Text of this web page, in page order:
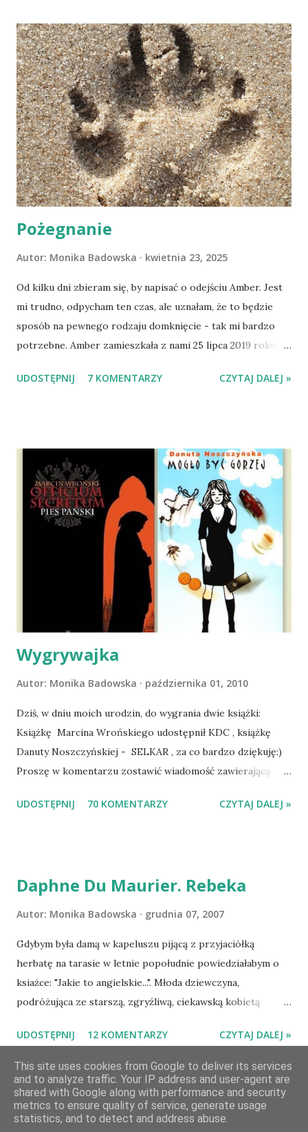
Pożegnanie
Autor: Monika Badowska kwietnia 23, 2025
Od kilku dni zbieram się, by napisać o odejściu Amber. Jest
mi trudno, odpycham ten czas, ale uznałam, że to będzie
sposób na pewnego rodzaju domknięcie - tak mi bardzo
potrzebne. Amber zamieszkała z nami 25 lipca 2019 roku.
Mazowieckim, pojechaliśmy na wizytę zapoznawczą, a kilka
wspólnego życia przeczytacie TUTAJ i TUTAJ . Gdy już
nieco okrzepliśmy w codzienności z psem, a Amber - z
ludźmi i kotami, pojawił się pomysł na wspólny jesienny
wyjazd w Beskid Niski. Zanim to jednak się stało psica miała
atak padaczki, co spowodowało, że wyjazd odwołaliśmy,
wdrożyliśmy leczenie i od nowa zaczęliśmy oswajać z nami i
wspólnym życiem zdezorientowanego chorobą psa. Udało
się ustabilizować zawirowania zdrowotne i wówczas
zaczęliśmy się cieszyć sobą wzajemnie już na 100%.
Dopier...
UDOSTĘPNIJ 7 KOMENTARZY CZYTAJ DALEJ »
Wygrywajka
Autor: Monika Badowska października 01, 2010
Dziś, w dniu moich urodzin, do wygrania dwie książki:
Książkę Marcina Wrońskiego udostępnił KDC , książkę
Danuty Noszczyńskiej - SELKAR , za co bardzo dziękuję:)
Proszę w komentarzu zostawić wiadomość zawierającą
Losowanie odbędzie się w niedzielę o 8:00. Zapraszam
UDOSTĘPNIJ 70 KOMENTARZY CZYTAJ DALEJ »
Daphne Du Maurier. Rebeka
Autor: Monika Badowska grudnia 07, 2007
Gdybym była damą w kapeluszu pijącą z przyjaciółką
herbatę na tarasie w letnie popołudnie powiedziałabym o
ksiażce: "Jakie to angielskie...". Młoda dziewczyna,
podróżująca ze starszą, zgryźliwą, ciekawską kobietą
de Wintera, właściciela uroczej posiadłości Manderley,
owdowiałego przed niespełna rokiem. Gdy starsza pani
choruje, Maxim zaczyna opiekować się dziewczyną, a w
dniu, w którym obie panie zamierzaja opuścić Monte Carlo,
prosi ją o rękę. Młoda pani de Winter ma kłopoty z
UDOSTĘPNIJ 12 KOMENTARZY CZYTAJ DALEJ »
Obsługiwane przez usługę Blogger
This site uses cookies from Google to deliver its services
and to analyze traffic. Your IP address and user-agent are
shared with Google along with performance and security
metrics to ensure quality of service, generate usage
statistics, and to detect and address abuse.